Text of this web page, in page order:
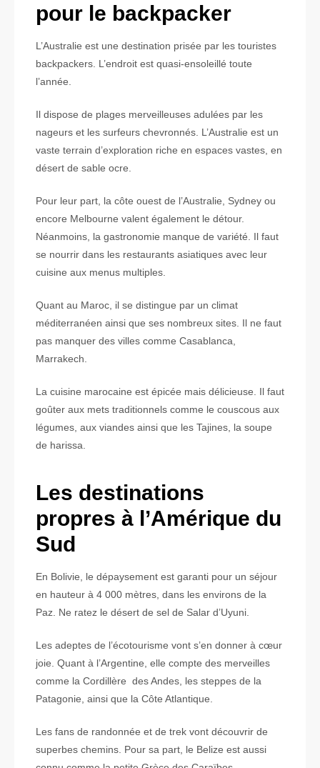
pour le backpacker
L’Australie est une destination prisée par les touristes
backpackers. L’endroit est quasi-ensoleillé toute
l’année.
Il dispose de plages merveilleuses adulées par les
nageurs et les surfeurs chevronnés. L’Australie est un
vaste terrain d’exploration riche en espaces vastes, en
désert de sable ocre.
Pour leur part, la côte ouest de l’Australie, Sydney ou
encore Melbourne valent également le détour.
Néanmoins, la gastronomie manque de variété. Il faut
se nourrir dans les restaurants asiatiques avec leur
cuisine aux menus multiples.
Quant au Maroc, il se distingue par un climat
méditerranéen ainsi que ses nombreux sites. Il ne faut
pas manquer des villes comme Casablanca,
Marrakech.
La cuisine marocaine est épicée mais délicieuse. Il faut
goûter aux mets traditionnels comme le couscous aux
légumes, aux viandes ainsi que les Tajines, la soupe
de harissa.
Les destinations
propres à l’Amérique du
Sud
En Bolivie, le dépaysement est garanti pour un séjour
en hauteur à 4 000 mètres, dans les environs de la
Paz. Ne ratez le désert de sel de Salar d’Uyuni.
Les adeptes de l’écotourisme vont s’en donner à cœur
joie. Quant à l’Argentine, elle compte des merveilles
comme la Cordillère des Andes, les steppes de la
Patagonie, ainsi que la Côte Atlantique.
Les fans de randonnée et de trek vont découvrir de
superbes chemins. Pour sa part, le Belize est aussi